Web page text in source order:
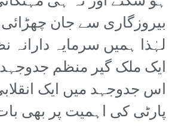
بیروزگاری سے جان
لہٰذا ہمیں سرمایہ دارانہ
ایک ملک گیر منظم
اس جدوجہد میں ایک
پارٹی کی اہمیت پر بھی